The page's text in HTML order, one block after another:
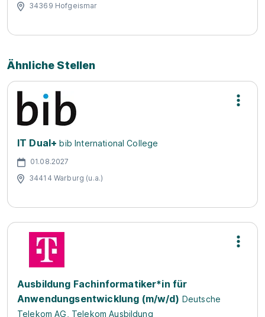
34369 Hofgeismar
Ähnliche Stellen
IT Dual+ bib International College
01.08.2027
34414 Warburg (u.a.)
Ausbildung Fachinformatiker*in für
Anwendungsentwicklung (m/w/d) Deutsche
Telekom AG, Telekom Ausbildung